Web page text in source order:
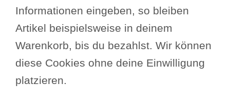
Informationen eingeben, so bleiben
Artikel beispielsweise in deinem
Warenkorb, bis du bezahlst. Wir können
diese Cookies ohne deine Einwilligung
platzieren.